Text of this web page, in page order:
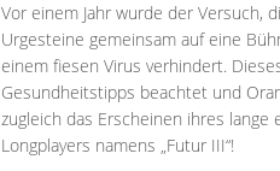
Vor einem Jahr wurde der Versuch,
Urgesteine gemeinsam auf eine
einem fiesen Virus verhindert.
Gesundheitstipps beachtet und
zugleich das Erscheinen ihres
Longplayers namens „Futur III“!